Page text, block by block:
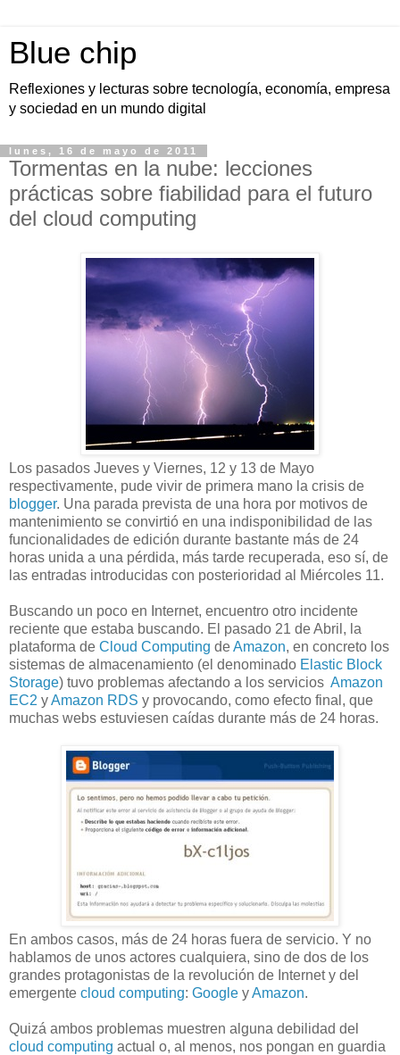
Blue chip
Reflexiones y lecturas sobre tecnología, economía, empresa
y sociedad en un mundo digital
lunes, 16 de mayo de 2011
Tormentas en la nube: lecciones
prácticas sobre fiabilidad para el futuro
del cloud computing
Los pasados Jueves y Viernes, 12 y 13 de Mayo
respectivamente, pude vivir de primera mano la crisis de
blogger. Una parada prevista de una hora por motivos de
mantenimiento se convirtió en una indisponibilidad de las
funcionalidades de edición durante bastante más de 24
horas unida a una pérdida, más tarde recuperada, eso sí, de
las entradas introducidas con posterioridad al Miércoles 11.
Buscando un poco en Internet, encuentro otro incidente
reciente que estaba buscando. El pasado 21 de Abril, la
plataforma de Cloud Computing deAmazon, en concreto los
sistemas de almacenamiento (el denominado Elastic Block
Storage) tuvo problemas afectando a los servicios Amazon
EC2 yAmazon RDS y provocando, como efecto final, que
muchas webs estuviesen caídas durante más de 24 horas.
En ambos casos, más de 24 horas fuera de servicio. Y no
hablamos de unos actores cualquiera, sino de dos de los
grandes protagonistas de la revolución de Internet y del
emergente cloud computing: Google yAmazon.
Quizá ambos problemas muestren alguna debilidad del
cloud computing actual o, al menos, nos pongan en guardia